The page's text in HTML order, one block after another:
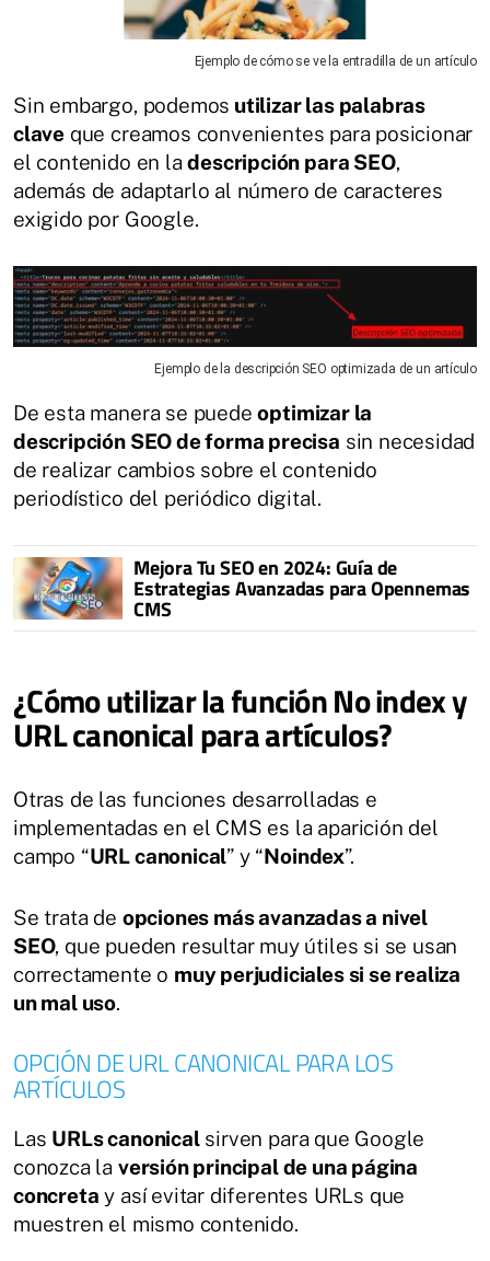
Ejemplo de cómo se ve la entradilla de un artículo
Sin embargo, podemos utilizar las palabras
clave que creamos convenientes para posicionar
el contenido en ladescripción para SEO,
además de adaptarlo al número de caracteres
exigido por Google.
Ejemplo de la descripción SEO optimizada de un artículo
De esta manera se puedeoptimizar la
descripción SEO de forma precisa sin necesidad
de realizar cambios sobre el contenido
periodístico del periódico digital.
Mejora Tu SEO en 2024: Guía de
Estrategias Avanzadas para Opennemas
CMS
¿Cómo utilizar la función No index y
URL canonical para artículos?
Otras de las funciones desarrolladas e
implementadas en el CMS es la aparición del
campo “URL canonical” y “Noindex”.
Se trata de opciones más avanzadas a nivel
SEO, que pueden resultar muy útiles si se usan
correctamente o muy perjudiciales si se realiza
un mal uso.
OPCIÓN DE URL CANONICAL PARA LOS
ARTÍCULOS
Las URLs canonicalsirven para que Google
conozca la versión principal de una página
concreta y así evitar diferentes URLs que
muestren el mismo contenido.